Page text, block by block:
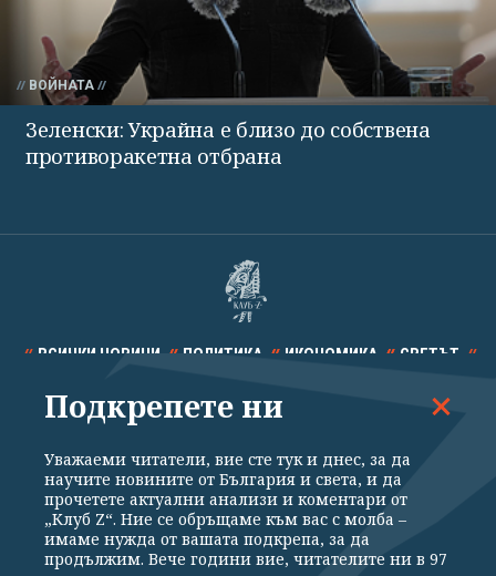
ВОЙНАТА
Зеленски: Украйна е близо до собствена
противоракетна отбрана
ВСИЧКИ НОВИНИ ПОЛИТИКА ИКОНОМИКА СВЕТЪТ
СПОРТ КУЛТУРА ТЕХНОЛОГИИ КАЛЕЙДОСКОП
Подкрепете ни
Уважаеми читатели, вие сте тук и днес, за да
научите новините от България и света, и да
прочетете актуални анализи и коментари от
„Клуб Z“. Ние се обръщаме към вас с молба –
имаме нужда от вашата подкрепа, за да
продължим. Вече години вие, читателите ни в 97